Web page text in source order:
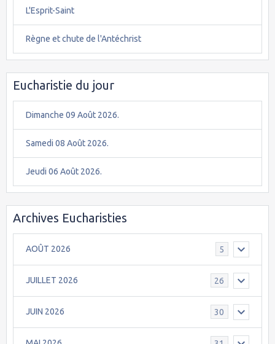
L'Esprit-Saint
Règne et chute de l'Antéchrist
Eucharistie du jour
Dimanche 09 Août 2026.
Samedi 08 Août 2026.
Jeudi 06 Août 2026.
Archives Eucharisties
AOÛT 2026 5
JUILLET 2026 26
JUIN 2026 30